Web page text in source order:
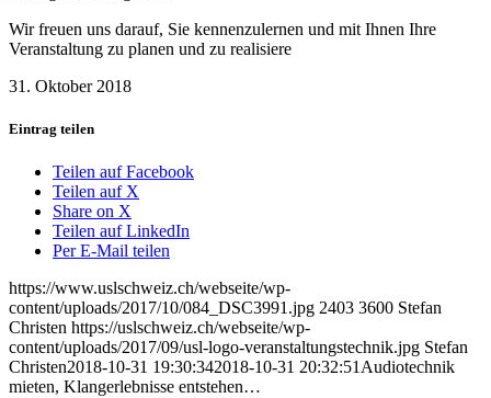
Wir freuen uns darauf, Sie kennenzulernen und mit Ihnen Ihre
Veranstaltung zu planen und zu realisiere
31. Oktober 2018
Eintrag teilen
Teilen auf Facebook
Teilen auf X
Share on X
Teilen auf LinkedIn
Per E-Mail teilen
https://www.uslschweiz.ch/webseite/wp-
content/uploads/2017/10/084_DSC3991.jpg 2403 3600 Stefan
Christen https://uslschweiz.ch/webseite/wp-
content/uploads/2017/09/usl-logo-veranstaltungstechnik.jpg Stefan
Christen2018-10-31 19:30:342018-10-31 20:32:51 Audiotechnik
mieten, Klangerlebnisse entstehen…